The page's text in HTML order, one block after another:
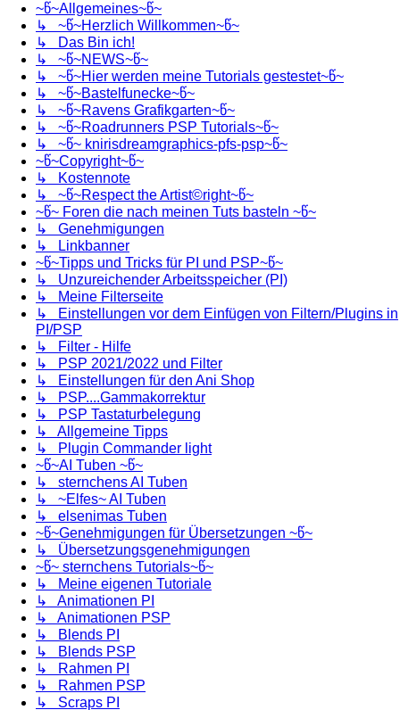
~წ~Allgemeines~წ~
↳ ~წ~Herzlich Willkommen~წ~
↳ Das Bin ich!
↳ ~წ~NEWS~წ~
↳ ~წ~Hier werden meine Tutorials gestestet~წ~
↳ ~წ~Bastelfunecke~წ~
↳ ~წ~Ravens Grafikgarten~წ~
↳ ~წ~Roadrunners PSP Tutorials~წ~
↳ ~წ~ knirisdreamgraphics-pfs-psp~წ~
~წ~Copyright~წ~
↳ Kostennote
↳ ~წ~Respect the Artist©right~წ~
~წ~ Foren die nach meinen Tuts basteln ~წ~
↳ Genehmigungen
↳ Linkbanner
~წ~Tipps und Tricks für PI und PSP~წ~
↳ Unzureichender Arbeitsspeicher (PI)
↳ Meine Filterseite
↳ Einstellungen vor dem Einfügen von Filtern/Plugins in
PI/PSP
↳ Filter - Hilfe
↳ PSP 2021/2022 und Filter
↳ Einstellungen für den Ani Shop
↳ PSP....Gammakorrektur
↳ PSP Tastaturbelegung
↳ Allgemeine Tipps
↳ Plugin Commander light
~წ~AI Tuben ~წ~
↳ sternchens AI Tuben
↳ ~Elfes~ AI Tuben
↳ elsenimas Tuben
~წ~Genehmigungen für Übersetzungen ~წ~
↳ Übersetzungsgenehmigungen
~წ~ sternchens Tutorials~წ~
↳ Meine eigenen Tutoriale
↳ Animationen PI
↳ Animationen PSP
↳ Blends PI
↳ Blends PSP
↳ Rahmen PI
↳ Rahmen PSP
↳ Scraps PI